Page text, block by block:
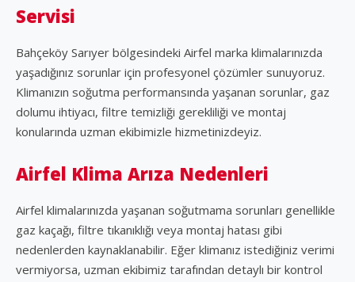
Servisi
Bahçeköy Sarıyer bölgesindeki Airfel marka klimalarınızda
yaşadığınız sorunlar için profesyonel çözümler sunuyoruz.
Klimanızın soğutma performansında yaşanan sorunlar, gaz
dolumu ihtiyacı, filtre temizliği gerekliliği ve montaj
konularında uzman ekibimizle hizmetinizdeyiz.
Airfel Klima Arıza Nedenleri
Airfel klimalarınızda yaşanan soğutmama sorunları genellikle
gaz kaçağı, filtre tıkanıklığı veya montaj hatası gibi
nedenlerden kaynaklanabilir. Eğer klimanız istediğiniz verimi
vermiyorsa, uzman ekibimiz tarafından detaylı bir kontrol